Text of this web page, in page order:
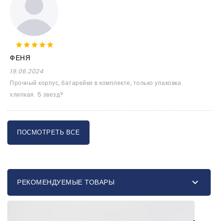
ФЕНЯ
19.06.2024
Прочный корпус, батарейки в комплекте, только упаковка
хлипкая. 5 звезд?
ПОСМОТРЕТЬ ВСЕ
РЕКОМЕНДУЕМЫЕ ТОВАРЫ 